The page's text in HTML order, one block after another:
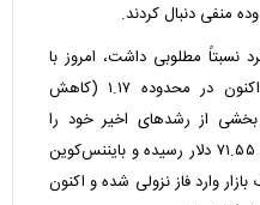
منفی دنبال کردند.
مطلوبی داشت، امروز با
عقب‌نشینی قیمت مواجه شده و اکنون در محدوده ۱.۱۷ (کاهش
بخشی از رشد‌های اخیر خود را
اصلاح کرده و با افت ۲.۲۸درصدی به ۷۱.۵۵ دلار رسیده و بایننس‌کوین
وارد فاز نزولی شده و اکنون